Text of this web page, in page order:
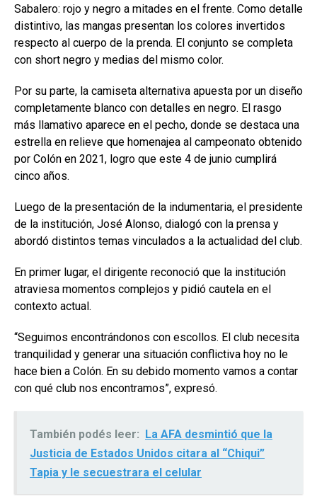
Sabalero: rojo y negro a mitades en el frente. Como detalle
distintivo, las mangas presentan los colores invertidos
respecto al cuerpo de la prenda. El conjunto se completa
con short negro y medias del mismo color.
Por su parte, la camiseta alternativa apuesta por un diseño
completamente blanco con detalles en negro. El rasgo
más llamativo aparece en el pecho, donde se destaca una
estrella en relieve que homenajea al campeonato obtenido
por Colón en 2021, logro que este 4 de junio cumplirá
cinco años.
Luego de la presentación de la indumentaria, el presidente
de la institución, José Alonso, dialogó con la prensa y
abordó distintos temas vinculados a la actualidad del club.
En primer lugar, el dirigente reconoció que la institución
atraviesa momentos complejos y pidió cautela en el
contexto actual.
“Seguimos encontrándonos con escollos. El club necesita
tranquilidad y generar una situación conflictiva hoy no le
hace bien a Colón. En su debido momento vamos a contar
con qué club nos encontramos”, expresó.
También podés leer:
La AFA desmintió que la
Justicia de Estados Unidos citara al “Chiqui”
Tapia y le secuestrara el celular